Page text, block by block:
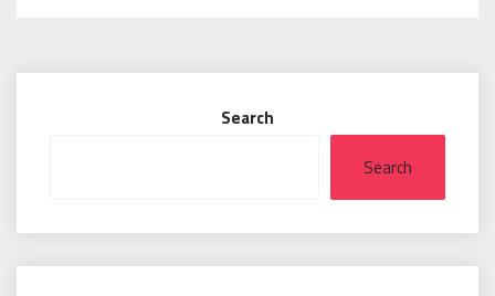
Search
Search